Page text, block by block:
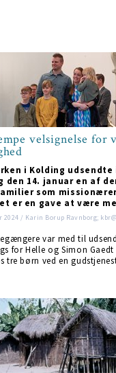
velsignelse for
i Kolding udsendte
den 14. januar en af
som
er en gave at være
2024 / Karin Borup Ravnborg;
var med til
for Helle og Simon Gaedt
tre børn ved en